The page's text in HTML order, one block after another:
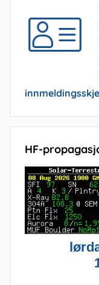
HF-